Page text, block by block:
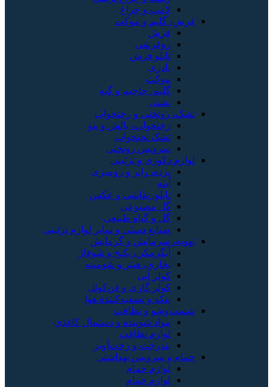
لامپ و چراغ
فرش، گلیم و موکت
فرش
روفرشی
تابلو فرش
پادری
موکت
گلیم، جاجیم و گبه
پشتی
تشک، روتختی و رختخواب
رختخواب، بالش و پتو
تشک تختخواب
سرویس روتختی
لوازم دکوری و تزئینی
پرده، رانر و رومیزی
آینه
تابلو، نقاشی و عکس
گل مصنوعی
گل و گیاه طبیعی
صنایع دستی و سایر لوازم تزئینی
تهویه، سرمایش و گرمایش
آبگرمکن، پکیج و شوفاژ
بخاری، هیتر و شومینه
کولر آبی
کولر گازی و فن‌کوئل
پنکه و تصفیه‌کنندهٔ هوا
شست‌وشو و نظافت
مواد شوینده و دستمال کاغذی
لوازم نظافت
بندرخت و رخت‌آویز
حمام و سرویس بهداشتی
لوازم حمام
لوازم حمام